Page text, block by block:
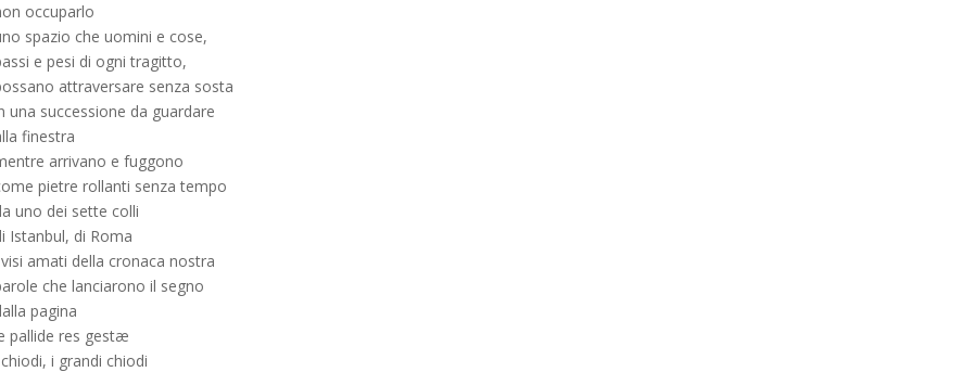
occuparlo
spazio che uomini e cose,
e pesi di ogni tragitto,
attraversare senza sosta
una successione da guardare
finestra
arrivano e fuggono
pietre rollanti senza tempo
uno dei sette colli
Istanbul, di Roma
amati della cronaca nostra
che lanciarono il segno
pagina
pallide res gestæ
i grandi chiodi